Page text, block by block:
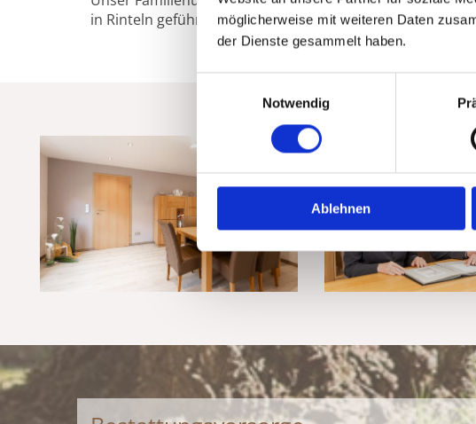
möglicherweise mit weiteren Daten
der Dienste gesammelt haben.
Notwendig
Ablehnen
in Rinteln geführt.